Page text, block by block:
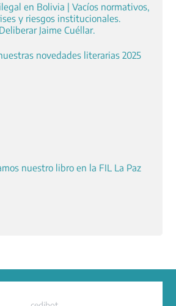
en Bolivia | Vacíos normativos,
y riesgos institucionales.
Jaime Cuéllar.
novedades literarias 2025
nuestro libro en la FIL La Paz